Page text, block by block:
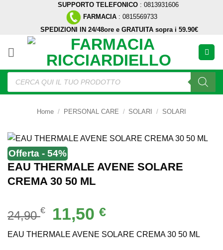
SUPPORTO TELEFONICO : 0813931606
FARMACIA : 0815569733
SPEDIZIONI IN 24/48ore e GRATUITA sopra i 59.90€
Ricerca
prodotti
Home / PERSONAL CARE / SOLARI / SOLARI
Offerta - 54%
EAU THERMALE AVENE SOLARE
CREMA 30 50 ML
24,90€
Il
prezzo
originale
11,50€Il
attuale
EAU THERMALE AVENE SOLARE CREMA 30 50 ML